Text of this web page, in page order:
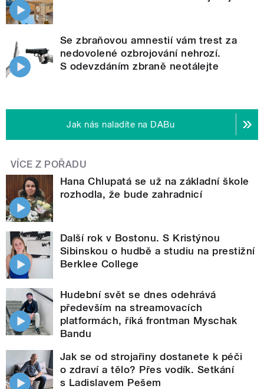
Se zbraňovou amnestií vám trest za
nedovolené ozbrojování nehrozí.
S odevzdáním zbraně neotálejte
Jak nás naladíte na DABu
VÍCE Z POŘADU
Hana Chlupatá se už na základní škole
rozhodla, že bude zahradnicí
Další rok v Bostonu. S Kristýnou
Sibinskou o hudbě a studiu na prestižní
Berklee College
Hudební svět se dnes odehrává
především na streamovacích
platformách, říká frontman Myschak
Bandu
Jak se od strojařiny dostanete k péči
o zdraví a tělo? Přes vodík. Setkání
s Ladislavem Pešem